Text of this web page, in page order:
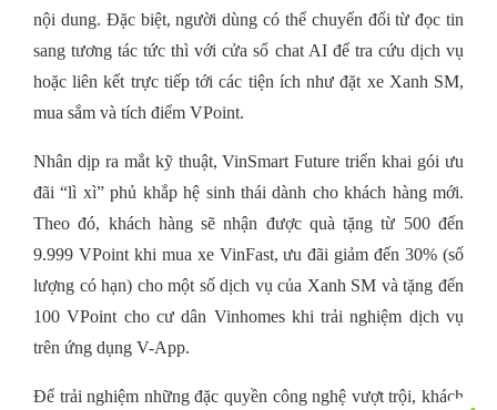
nội dung. Đặc biệt, người dùng có thể chuyển đổi từ đọc tin
sang tương tác tức thì với cửa sổ chat AI để tra cứu dịch vụ
hoặc liên kết trực tiếp tới các tiện ích như đặt xe Xanh SM,
mua sắm và tích điểm VPoint.
Nhân dịp ra mắt kỹ thuật, VinSmart Future triển khai gói ưu
đãi “lì xì” phủ khắp hệ sinh thái dành cho khách hàng mới.
Theo đó, khách hàng sẽ nhận được quà tặng từ 500 đến
9.999 VPoint khi mua xe VinFast, ưu đãi giảm đến 30% (số
lượng có hạn) cho một số dịch vụ của Xanh SM và tặng đến
100 VPoint cho cư dân Vinhomes khi trải nghiệm dịch vụ
trên ứng dụng V-App.
Để trải nghiệm những đặc quyền công nghệ vượt trội, khách